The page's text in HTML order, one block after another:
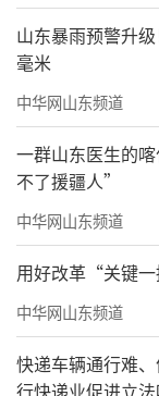
山东暴雨预警升
毫米
中华网山东频道
一群山东医生的
不了援疆人”
中华网山东频道
用好改革“关键
中华网山东频道
快递车辆通行难
行快递业促进立